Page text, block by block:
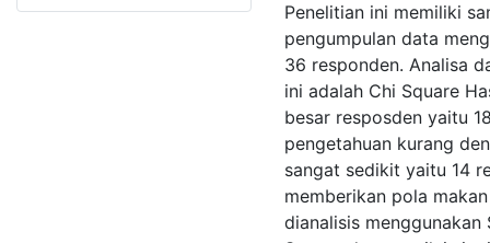
Penelitian ini memiliki
pengumpulan data
36 responden. Analisa
ini adalah Chi Square
besar resposden yaitu
pengetahuan kurang
sangat sedikit yaitu 14
memberikan pola
dianalisis menggunakan